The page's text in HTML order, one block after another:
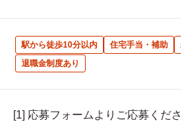
駅から徒歩10分以内 住宅手当・補助
退職金制度あり
[1] 応募フォームよりご応募くだ